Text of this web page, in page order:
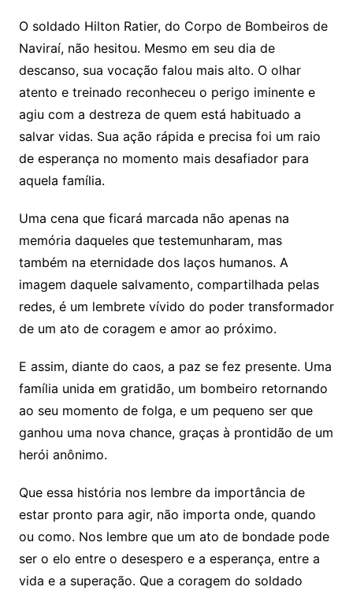
O soldado Hilton Ratier, do Corpo de Bombeiros de
Naviraí, não hesitou. Mesmo em seu dia de
descanso, sua vocação falou mais alto. O olhar
atento e treinado reconheceu o perigo iminente e
agiu com a destreza de quem está habituado a
salvar vidas. Sua ação rápida e precisa foi um raio
de esperança no momento mais desafiador para
aquela família.
Uma cena que ficará marcada não apenas na
memória daqueles que testemunharam, mas
também na eternidade dos laços humanos. A
imagem daquele salvamento, compartilhada pelas
redes, é um lembrete vívido do poder transformador
de um ato de coragem e amor ao próximo.
E assim, diante do caos, a paz se fez presente. Uma
família unida em gratidão, um bombeiro retornando
ao seu momento de folga, e um pequeno ser que
ganhou uma nova chance, graças à prontidão de um
herói anônimo.
Que essa história nos lembre da importância de
estar pronto para agir, não importa onde, quando
ou como. Nos lembre que um ato de bondade pode
ser o elo entre o desespero e a esperança, entre a
vida e a superação. Que a coragem do soldado